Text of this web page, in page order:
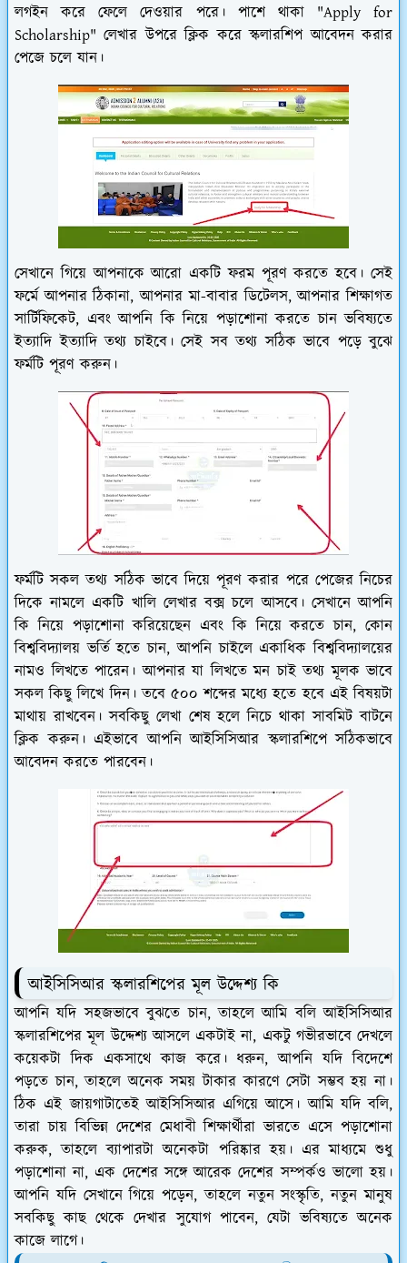
লগইন করে ফেলে দেওয়ার পরে। পাশে থাকা "Apply for
Scholarship" লেখার উপরে ক্লিক করে স্কলারশিপ আবেদন করার
পেজে চলে যান।
সেখানে গিয়ে আপনাকে আরো একটি ফরম পূরণ করতে হবে। সেই
ফর্মে আপনার ঠিকানা, আপনার মা-বাবার ডিটেলস, আপনার শিক্ষাগত
সার্টিফিকেট, এবং আপনি কি নিয়ে পড়াশোনা করতে চান ভবিষ্যতে
ইত্যাদি ইত্যাদি তথ্য চাইবে। সেই সব তথ্য সঠিক ভাবে পড়ে বুঝে
ফর্মটি পূরণ করুন।
ফর্মটি সকল তথ্য সঠিক ভাবে দিয়ে পূরণ করার পরে পেজের নিচের
দিকে নামলে একটি খালি লেখার বক্স চলে আসবে। সেখানে আপনি
কি নিয়ে পড়াশোনা করিয়েছেন এবং কি নিয়ে করতে চান, কোন
বিশ্ববিদ্যালয় ভর্তি হতে চান, আপনি চাইলে একাধিক বিশ্ববিদ্যালয়ের
নামও লিখতে পারেন। আপনার যা লিখতে মন চাই তথ্য মূলক ভাবে
সকল কিছু লিখে দিন। তবে ৫০০ শব্দের মধ্যে হতে হবে এই বিষয়টা
মাথায় রাখবেন। সবকিছু লেখা শেষ হলে নিচে থাকা সাবমিট বাটনে
ক্লিক করুন। এইভাবে আপনি আইসিসিআর স্কলারশিপে সঠিকভাবে
আবেদন করতে পারবেন।
আইসিসিআর স্কলারশিপের মূল উদ্দেশ্য কি
আপনি যদি সহজভাবে বুঝতে চান, তাহলে আমি বলি আইসিসিআর
স্কলারশিপের মূল উদ্দেশ্য আসলে একটাই না, একটু গভীরভাবে দেখলে
কয়েকটা দিক একসাথে কাজ করে। ধরুন, আপনি যদি বিদেশে
পড়তে চান, তাহলে অনেক সময় টাকার কারণে সেটা সম্ভব হয় না।
ঠিক এই জায়গাটাতেই আইসিসিআর এগিয়ে আসে। আমি যদি বলি,
তারা চায় বিভিন্ন দেশের মেধাবী শিক্ষার্থীরা ভারতে এসে পড়াশোনা
করুক, তাহলে ব্যাপারটা অনেকটা পরিষ্কার হয়। এর মাধ্যমে শুধু
পড়াশোনা না, এক দেশের সঙ্গে আরেক দেশের সম্পর্কও ভালো হয়।
আপনি যদি সেখানে গিয়ে পড়েন, তাহলে নতুন সংস্কৃতি, নতুন মানুষ
সবকিছু কাছ থেকে দেখার সুযোগ পাবেন, যেটা ভবিষ্যতে অনেক
কাজে লাগে।